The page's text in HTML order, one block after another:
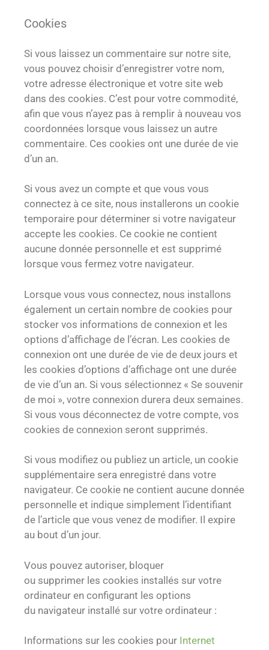
Cookies
Si vous laissez un commentaire sur notre site,
vous pouvez choisir d’enregistrer votre nom,
votre adresse électronique et votre site web
dans des cookies. C’est pour votre commodité,
afin que vous n’ayez pas à remplir à nouveau vos
coordonnées lorsque vous laissez un autre
commentaire. Ces cookies ont une durée de vie
d’un an.
Si vous avez un compte et que vous vous
connectez à ce site, nous installerons un cookie
temporaire pour déterminer si votre navigateur
accepte les cookies. Ce cookie ne contient
aucune donnée personnelle et est supprimé
lorsque vous fermez votre navigateur.
Lorsque vous vous connectez, nous installons
également un certain nombre de cookies pour
stocker vos informations de connexion et les
options d’affichage de l’écran. Les cookies de
connexion ont une durée de vie de deux jours et
les cookies d’options d’affichage ont une durée
de vie d’un an. Si vous sélectionnez « Se souvenir
de moi », votre connexion durera deux semaines.
Si vous vous déconnectez de votre compte, vos
cookies de connexion seront supprimés.
Si vous modifiez ou publiez un article, un cookie
supplémentaire sera enregistré dans votre
navigateur. Ce cookie ne contient aucune donnée
personnelle et indique simplement l’identifiant
de l’article que vous venez de modifier. Il expire
au bout d’un jour.
Vous pouvez autoriser, bloquer
ou supprimer les cookies installés sur votre
ordinateur en configurant les options
du navigateur installé sur votre ordinateur :
Informations sur les cookies pour Internet